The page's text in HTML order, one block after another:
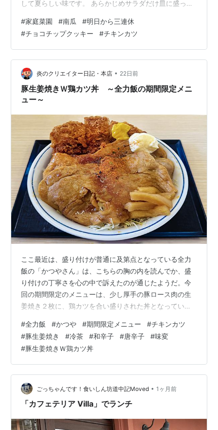
して夏らしい味です。 あらかじめサラダだけ皿に盛って
す。 あとは夏野菜のおかずたち。 とうもろこしはスーパ
ーで安いのを買ってレンチンしました。 高級品でなくと
も、採れたてでなくても、十分に甘いです。 日本の品種
改良はすごいですよ。 食後の甘いものはファミマのチョ
コチップクッキー。 本日（昨日の時点で）賞味期限
（笑） サクッ…
#家庭菜園 #南瓜 #明日から三連休
#チョコチップクッキー #チキンカツ
炎のクリエイター日記・本店 • 22日前
豚生姜焼きＷ鶏カツ丼 ～全力飯の期間限定メニ
ュー～
ここ最近は、盛り付けが普通に及第点となっている全力
飯の「かつやさん」は、こちらの胸の内を読んでか、盛
り付けの丁寧さを心の中で訴えたのが通じたようだ。今
回の期間限定のメニューは、少し厚手の豚ロース肉の生
姜焼き２枚に、鶏カツを合い盛りされた丼となってい
100円引券）」で、マヨが添えられているので、好みとし
て和辛子を乗っけるだけでスタンバイＯＫとなる。相変
わらず千切りキャベツの量が尋常ではないが、生姜焼き
の相方なので多くは異議を申し立てないでおく。ただし
茶色めしの称号は甘んじて受けることになるだろう。 豚
の生姜焼きをダブルにするか、トリプルにバージ…
#全力飯 #かつや #期間限定メニュー #チキンカツ
#豚生姜焼き #冷茶 #和辛子 #唐辛子 #味変
#豚生姜焼きＷ鶏カツ丼
ごっちゃんです！食いしん坊道中記Moved • 1ヶ月前
「カフェテリア Villa」でランチ